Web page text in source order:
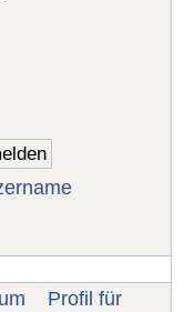
Profil für